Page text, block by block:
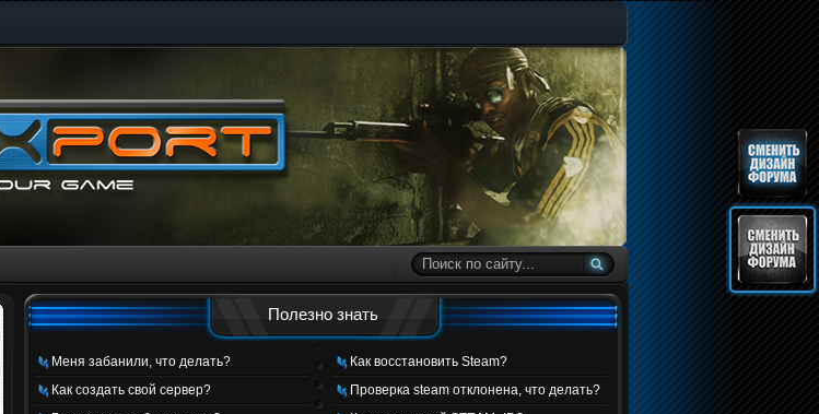
Полезно знать
Меня забанили, что делать?
Как создать свой сервер?
Как восстановить Steam?
Проверка steam отклонена, что делать?